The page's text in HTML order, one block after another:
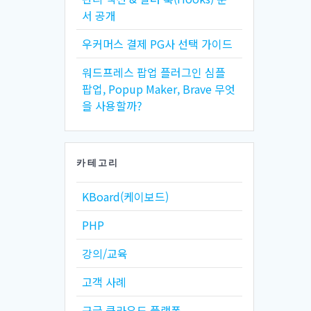
서 공개
우커머스 결제 PG사 선택 가이드
워드프레스 팝업 플러그인 심플
팝업, Popup Maker, Brave 무엇
을 사용할까?
카테고리
KBoard(케이보드)
PHP
강의/교육
고객 사례